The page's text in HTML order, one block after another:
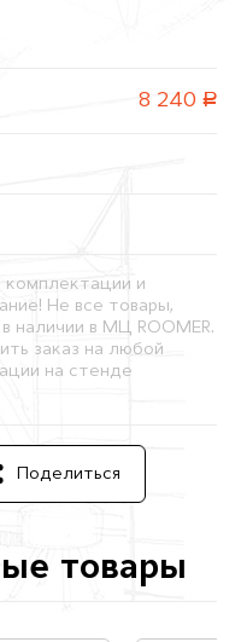
8 240 руб.
комплектации и
Не все товары,
наличии в МЦ ROOMER.
заказ на любой
на стенде
Поделиться
товары